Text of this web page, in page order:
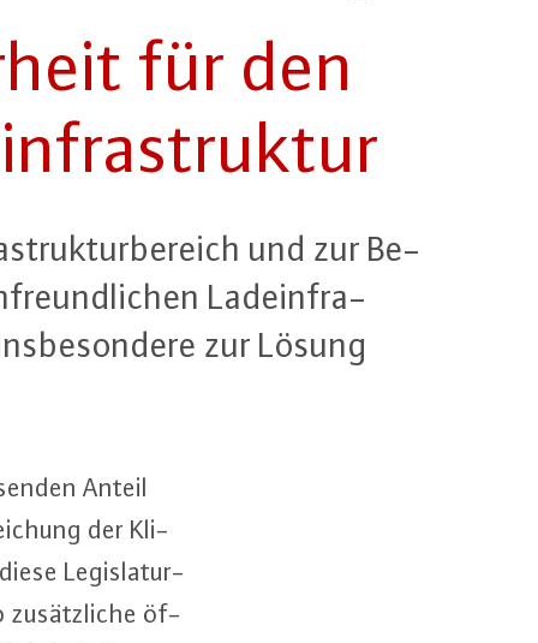
für den
und zur Be­
Lad­ein­fra­
zur Lösung
Anteil
der Kli­
Le­gis­la­tur­
zu­sätz­li­che öf­